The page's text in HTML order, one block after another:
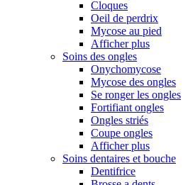
Cloques
Oeil de perdrix
Mycose au pied
Afficher plus
Soins des ongles
Onychomycose
Mycose des ongles
Se ronger les ongles
Fortifiant ongles
Ongles striés
Coupe ongles
Afficher plus
Soins dentaires et bouche
Dentifrice